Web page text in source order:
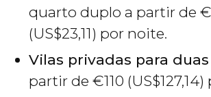
quarto duplo a partir de €
(US$23,11) por noite.
Vilas privadas para
partir de €110 (US$